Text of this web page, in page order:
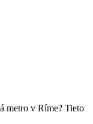
metro v Ríme? Tieto